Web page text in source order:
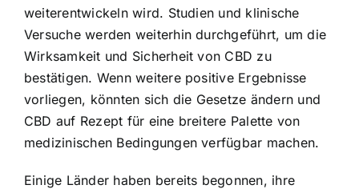
weiterentwickeln wird. Studien und klinische
Versuche werden weiterhin durchgeführt, um die
Wirksamkeit und Sicherheit von CBD zu
bestätigen. Wenn weitere positive Ergebnisse
vorliegen, könnten sich die Gesetze ändern und
CBD auf Rezept für eine breitere Palette von
medizinischen Bedingungen verfügbar machen.
Einige Länder haben bereits begonnen, ihre